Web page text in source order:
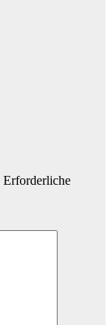
Erforderliche